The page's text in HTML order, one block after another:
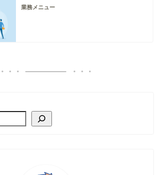
業務メニュー